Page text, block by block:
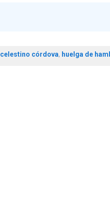
celestino córdova, huelga de